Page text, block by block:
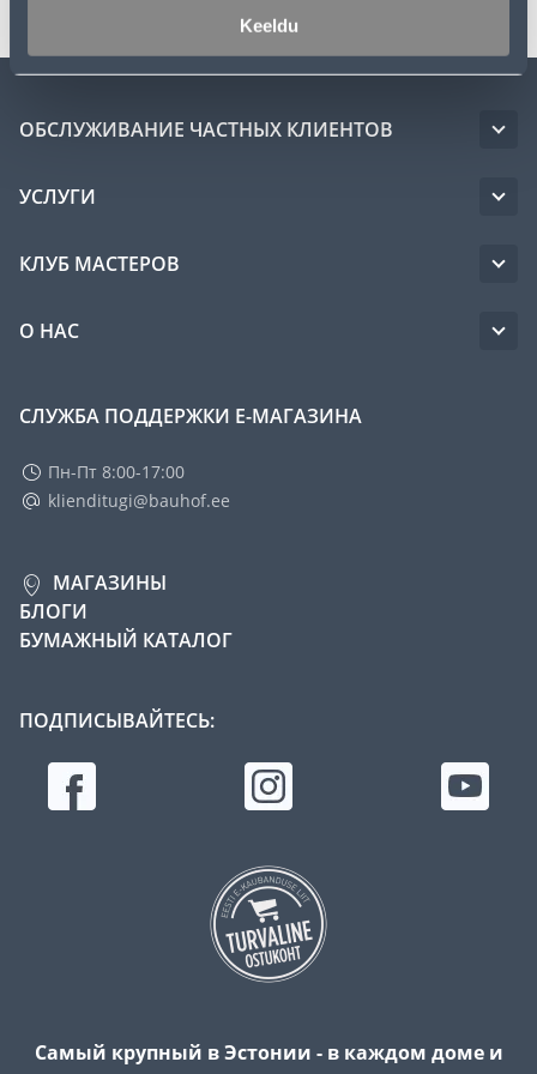
Keeldu
ОБСЛУЖИВАНИЕ ЧАСТНЫХ КЛИЕНТОВ
УСЛУГИ
КЛУБ МАСТЕРОВ
О НАС
СЛУЖБА ПОДДЕРЖКИ Е-МАГАЗИНА
Пн-Пт 8:00-17:00
klienditugi@bauhof.ee
МАГАЗИНЫ
БЛОГИ
БУМАЖНЫЙ КАТАЛОГ
ПОДПИСЫВАЙТЕСЬ:
Самый крупный в Эстонии - в каждом доме и